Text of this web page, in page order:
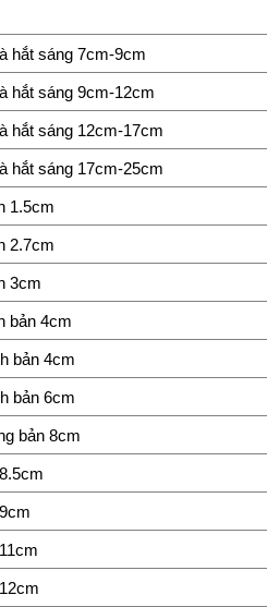
hắt sáng 7cm-9cm
hắt sáng 9cm-12cm
hắt sáng 12cm-17cm
hắt sáng 17cm-25cm
1.5cm
2.7cm
3cm
bản 4cm
bản 4cm
bản 6cm
bản 8cm